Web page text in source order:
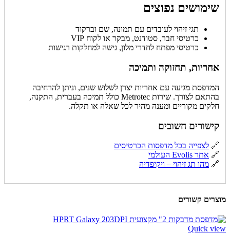
שימושים נפוצים
תגי זיהוי לעובדים עם תמונה, שם וברקוד
כרטיסי חבר, סטודנט, מבקר או לקוח VIP
כרטיסי מפתח לחדרי מלון, גישה למחלקות רגישות
אחריות, תחזוקה ותמיכה
המדפסת מגיעה עם אחריות יצרן לשלוש שנים, וניתן להרחיבה
בהתאם לצורך. שירות Metrotec כולל תמיכה בעברית, התקנה,
חלקים מקוריים ומענה מהיר לכל שאלה או תקלה.
קישורים חשובים
🔗 לצפייה בכל מדפסות הכרטיסים
🔗 אתר Evolis העולמי
🔗 מהו תג זיהוי – ויקיפדיה
מוצרים קשורים
Quick view